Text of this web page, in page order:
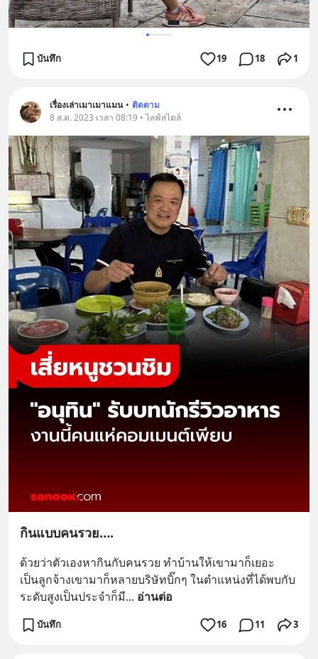
บันทึก 19 18 1
เรื่องเล่าเมาเมาแมน • ติดตาม
8 ส.ค. 2023 เวลา 08:19 • ไลฟ์สไตล์
กินแบบคนรวย….
ด้วยว่าตัวเองหากินกับคนรวย ทำบ้านให้เขามาก็เยอะ
เป็นลูกจ้างเขามาก็หลายบริษัทบิ๊กๆ ในตำแหน่งที่ได้พบกับ
ระดับสูงเป็นประจำก็มี... อ่านต่อ
บันทึก 16 11 3